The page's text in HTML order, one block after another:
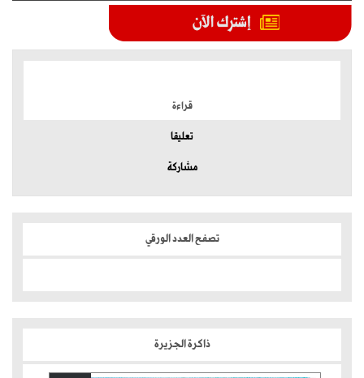
قراءة
تعليقا
مشاركة
تصفح العدد الورقي
ذاكرة الجزيرة